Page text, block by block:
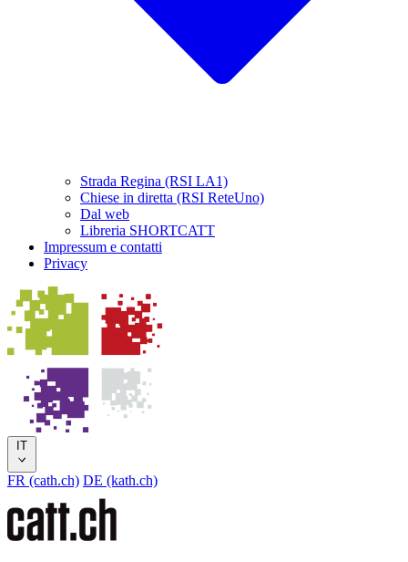
Strada Regina (RSI LA1)
Chiese in diretta (RSI ReteUno)
Dal web
Libreria SHORTCATT
Impressum e contatti
Privacy
IT
FR (cath.ch) DE (kath.ch)